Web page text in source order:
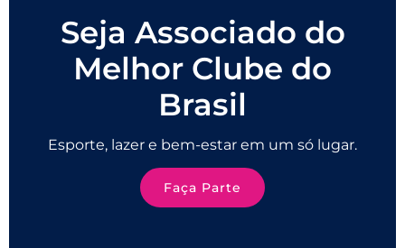
Seja Associado do
Melhor Clube do
Brasil
Esporte, lazer e bem-estar em um só lugar.
Faça Parte